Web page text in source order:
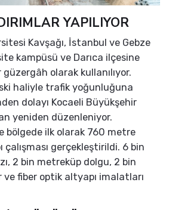
YAPILIYOR
Kavşağı, İstanbul ve Gebze
kampüsü ve Darıca ilçesine
olarak kullanılıyor.
haliyle trafik yoğunluğuna
dolayı Kocaeli Büyükşehir
yeniden düzenleniyor.
bölgede ilk olarak 760 metre
gerçekleştirildi. 6 bin
2 bin metreküp dolgu, 2 bin
fiber optik altyapı imalatları